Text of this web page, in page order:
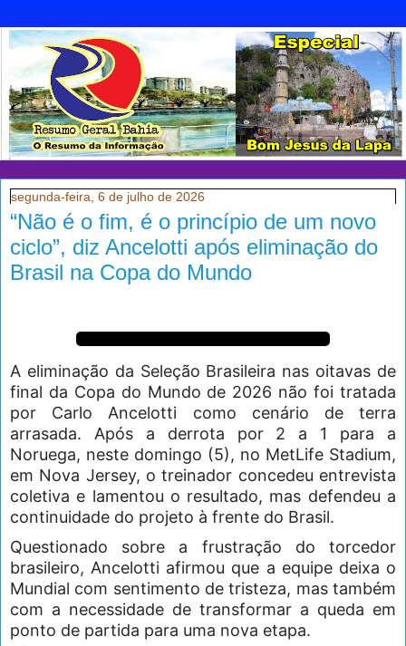
segunda-feira, 6 de julho de 2026
“Não é o fim, é o princípio de um novo
ciclo”, diz Ancelotti após eliminação do
Brasil na Copa do Mundo
A eliminação da Seleção Brasileira nas oitavas de
final da Copa do Mundo de 2026 não foi tratada
por Carlo Ancelotti como cenário de terra
arrasada. Após a derrota por 2 a 1 para a
Noruega, neste domingo (5), no MetLife Stadium,
em Nova Jersey, o treinador concedeu entrevista
coletiva e lamentou o resultado, mas defendeu a
continuidade do projeto à frente do Brasil.
Questionado sobre a frustração do torcedor
brasileiro, Ancelotti afirmou que a equipe deixa o
Mundial com sentimento de tristeza, mas também
com a necessidade de transformar a queda em
ponto de partida para uma nova etapa.